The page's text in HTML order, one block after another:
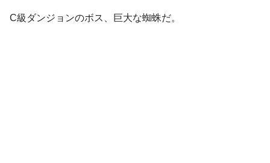
C級ダンジョンのボス、巨大な蜘蛛だ。